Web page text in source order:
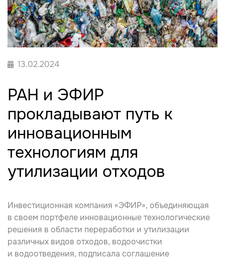
13.02.2024
РАН и ЭФИР
прокладывают путь к
инновационным
технологиям для
утилизации отходов
Инвестиционная компания «ЭФИР», объединяющая
в своем портфеле инновационные технологические
решения в области переработки и утилизации
различных видов отходов, водоочистки
и водоотведения, подписала соглашение